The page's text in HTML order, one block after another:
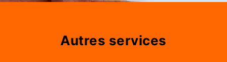
Autres services